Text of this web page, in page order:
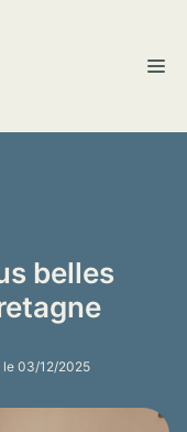
belles
le 03/12/2025